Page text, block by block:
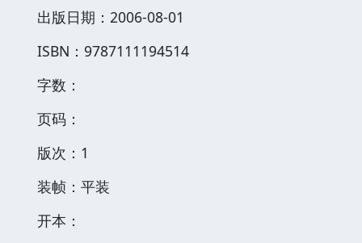
出版日期：2006-08-01
ISBN：9787111194514
字数：
页码：
版次：1
装帧：平装
开本：